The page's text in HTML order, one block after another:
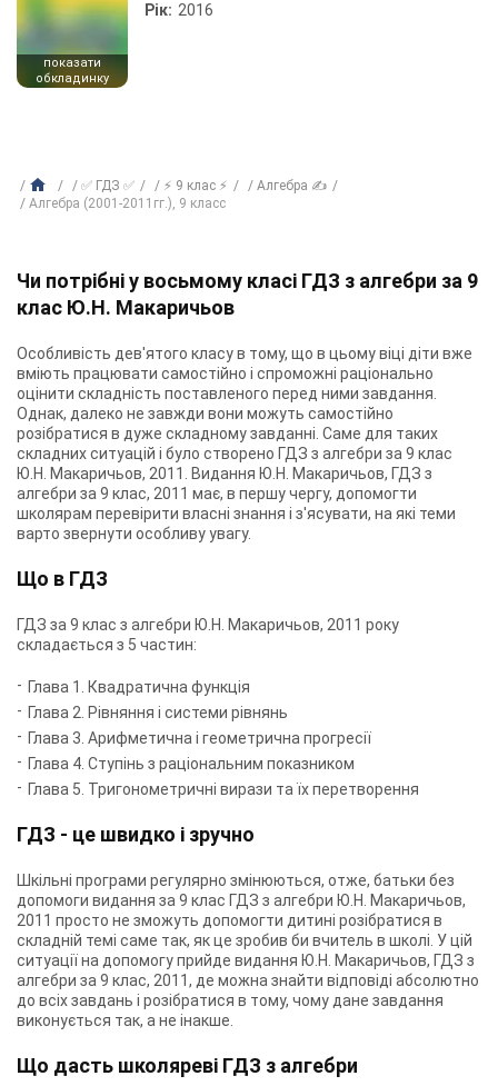
показати
обкладинку
Рік: 2016
✅ ГДЗ ✅ ⚡ 9 клас ⚡
Алгебра ✍
Алгебра (2001-2011гг.), 9 класс
Чи потрібні у восьмому класі ГДЗ з алгебри за 9
клас Ю.Н. Макаричьов
Особливість дев'ятого класу в тому, що в цьому віці діти вже
вміють працювати самостійно і спроможні раціонально
оцінити складність поставленого перед ними завдання.
Однак, далеко не завжди вони можуть самостійно
розібратися в дуже складному завданні. Саме для таких
складних ситуацій і було створено ГДЗ з алгебри за 9 клас
Ю.Н. Макаричьов, 2011. Видання Ю.Н. Макаричьов, ГДЗ з
алгебри за 9 клас, 2011 має, в першу чергу, допомогти
школярам перевірити власні знання і з'ясувати, на які теми
варто звернути особливу увагу.
Що в ГДЗ
ГДЗ за 9 клас з алгебри Ю.Н. Макаричьов, 2011 року
складається з 5 частин:
Глава 1. Квадратична функція
Глава 2. Рівняння і системи рівнянь
Глава 3. Арифметична і геометрична прогресії
Глава 4. Ступінь з раціональним показником
Глава 5. Тригонометричні вирази та їх перетворення
ГДЗ - це швидко і зручно
Шкільні програми регулярно змінюються, отже, батьки без
допомоги видання за 9 клас ГДЗ з алгебри Ю.Н. Макаричьов,
2011 просто не зможуть допомогти дитині розібратися в
складній темі саме так, як це зробив би вчитель в школі. У цій
ситуації на допомогу прийде видання Ю.Н. Макаричьов, ГДЗ з
алгебри за 9 клас, 2011, де можна знайти відповіді абсолютно
до всіх завдань і розібратися в тому, чому дане завдання
виконується так, а не інакше.
Що дасть школяреві ГДЗ з алгебри